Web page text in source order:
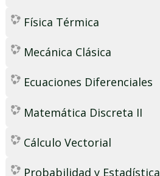
Física Térmica
Mecánica Clásica
Ecuaciones Diferenciales
Matemática Discreta II
Cálculo Vectorial
Probabilidad y Estadística